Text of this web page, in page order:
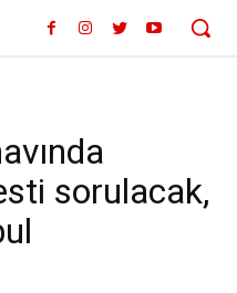
sorulacak,